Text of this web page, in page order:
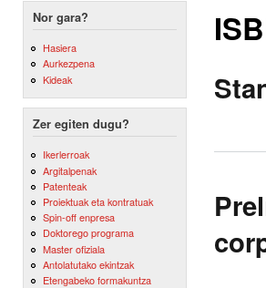
Nor gara?
Hasiera
Aurkezpena
Kideak
Zer egiten dugu?
Ikerlerroak
Argitalpenak
Patenteak
Proiektuak eta kontratuak
Spin-off enpresa
Doktorego programa
Master ofiziala
Antolatutako ekintzak
Etengabeko formakuntza